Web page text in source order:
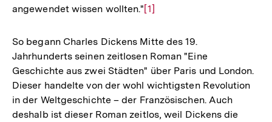
angewendet wissen wollten."Zur
der
Fußnote
[1]
So begann Charles Dickens Mitte des 19.
Jahrhunderts seinen zeitlosen Roman "Eine
Geschichte aus zwei Städten" über Paris und London.
Dieser handelte von der wohl wichtigsten Revolution
in der Weltgeschichte – der Französischen. Auch
deshalb ist dieser Roman zeitlos, weil Dickens die